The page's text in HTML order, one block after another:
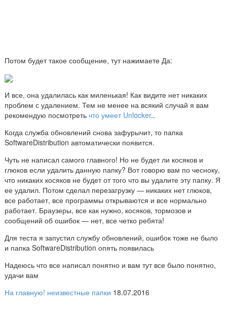
Потом будет такое сообщение, тут нажимаете Да:
И все, она удалилась как миленькая! Как видите нет никаких
проблем с удалением. Тем не менее на всякий случай я вам
рекомендую посмотреть что умеет Unlocker..
Когда служба обновлений снова зафурычит, то папка
SoftwareDistribution автоматически появится.
Чуть не написал самого главного! Но не будет ли косяков и
глюков если удалить данную папку? Вот говорю вам по чесноку,
что никаких косяков не будет от того что вы удалите эту папку. Я
ее удалил. Потом сделал перезагрузку — никаких нет глюков,
все работает, все программы открываются и все нормально
работает. Браузеры, все как нужно, косяков, тормозов и
сообщений об ошибок — нет, все четко ребята!
Для теста я запустил службу обновлений, ошибок тоже не было
и папка SoftwareDistribution опять появилась
Надеюсь что все написал понятно и вам тут все было понятно,
удачи вам
На главную! неизвестные папки 18.07.2016